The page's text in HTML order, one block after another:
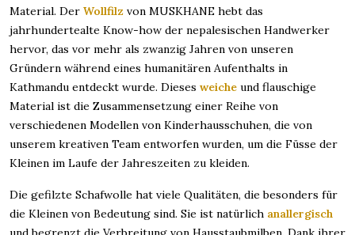
Material. Der Wollfilz von MUSKHANE hebt das
jahrhundertealte Know-how der nepalesischen Handwerker
hervor, das vor mehr als zwanzig Jahren von unseren
Gründern während eines humanitären Aufenthalts in
Kathmandu entdeckt wurde. Dieses weiche und flauschige
Material ist die Zusammensetzung einer Reihe von
verschiedenen Modellen von Kinderhausschuhen, die von
unserem kreativen Team entworfen wurden, um die Füsse der
Kleinen im Laufe der Jahreszeiten zu kleiden.
Die gefilzte Schafwolle hat viele Qualitäten, die besonders für
die Kleinen von Bedeutung sind. Sie ist natürlich anallergisch